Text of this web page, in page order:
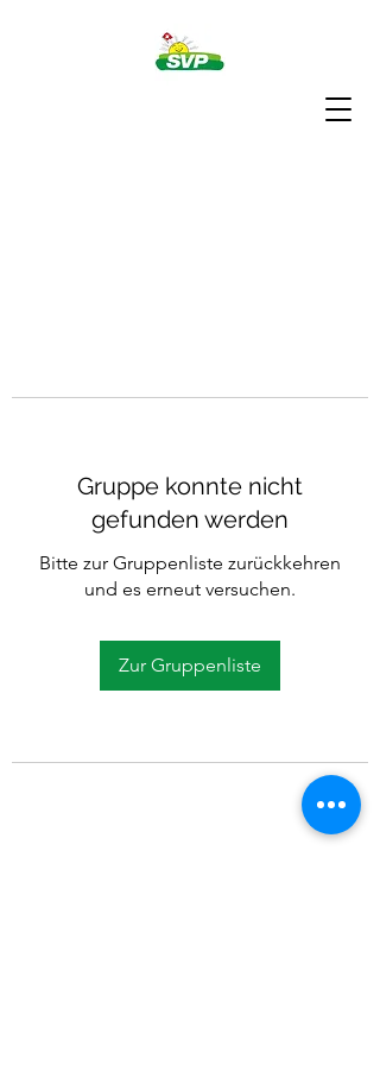
Gruppe konnte nicht
gefunden werden
Bitte zur Gruppenliste zurückkehren
und es erneut versuchen.
Zur Gruppenliste